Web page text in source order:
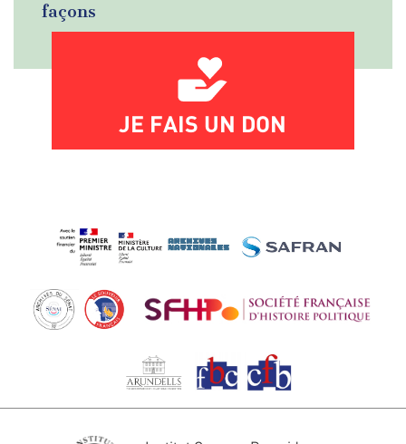
façons
JE FAIS UN DON